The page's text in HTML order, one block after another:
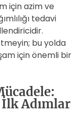
için azim ve
tedavi
bu yolda
için önemli bir
Adımlar